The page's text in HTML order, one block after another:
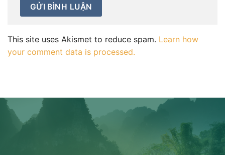
This site uses Akismet to reduce spam. Learn how
your comment data is processed.